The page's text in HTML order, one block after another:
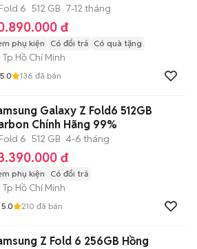
6 512 GB 7-12 tháng
đ
phụ kiện Có đổi trả Có quà tặng
Tp Hồ Chí Minh
5.0 136 đã bán
Galaxy Z Fold6 512GB
Chính Hãng 99%
6 512 GB 4-6 tháng
đ
phụ kiện Có đổi trả
Tp Hồ Chí Minh
5.0 210 đã bán
Z Fold 6 256GB Hồng